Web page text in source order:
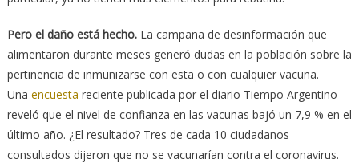
Pero el daño está hecho.La campaña de desinformación que
alimentaron durante meses generó dudas en la población sobre la
pertinencia de inmunizarse con esta o con cualquier vacuna.
Una encuesta reciente publicada por el diario Tiempo Argentino
reveló que el nivel de confianza en las vacunas bajó un 7,9 % en el
último año. ¿El resultado? Tres de cada 10 ciudadanos
consultados dijeron que no se vacunarían contra el coronavirus.